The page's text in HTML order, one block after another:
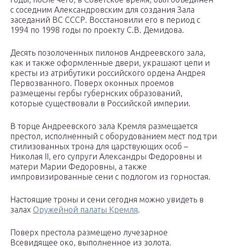
с соседним Александровским для создания Зала
заседаний ВС СССР. Восстановили его в период с
1994 по 1998 годы по проекту С.В. Демидова.
Десять позолоченных пилонов Андреевского зала,
как и также оформленные двери, украшают цепи и
кресты из атрибутики российского ордена Андрея
Первозванного. Поверх оконных проемов
размещены гербы губернских образований,
которые существовали в Российской империи.
В торце Андреевского зала Кремля размещается
престол, исполненный с оборудованием мест под три
стилизованных трона для царствующих особ –
Николая II, его супруги Александры Федоровны и
матери Марии Федоровны, а также
импровизированные сени с подлогом из горностая.
Настоящие троны и сени сегодня можно увидеть в
залах Оружейной палаты Кремля.
Поверх престола размещено лучезарное
Всевидящее око, выполненное из золота.